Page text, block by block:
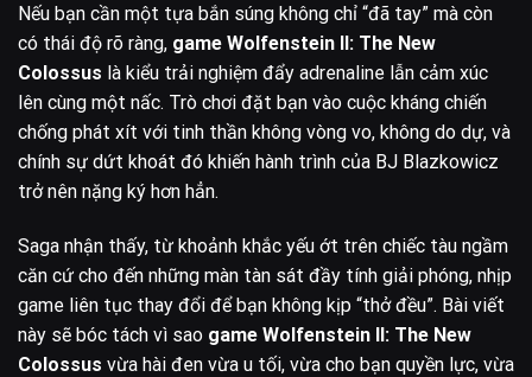
Nếu bạn cần một tựa bắn súng không chỉ “đã tay” mà còn
có thái độ rõ ràng, game Wolfenstein II: The New
Colossus là kiểu trải nghiệm đẩy adrenaline lẫn cảm xúc
lên cùng một nấc. Trò chơi đặt bạn vào cuộc kháng chiến
chống phát xít với tinh thần không vòng vo, không do dự, và
chính sự dứt khoát đó khiến hành trình của BJ Blazkowicz
trở nên nặng ký hơn hẳn.
Saga nhận thấy, từ khoảnh khắc yếu ớt trên chiếc tàu ngầm
căn cứ cho đến những màn tàn sát đầy tính giải phóng, nhịp
game liên tục thay đổi để bạn không kịp “thở đều”. Bài viết
này sẽ bóc tách vì sao game Wolfenstein II: The New
Colossus vừa hài đen vừa u tối, vừa cho bạn quyền lực, vừa